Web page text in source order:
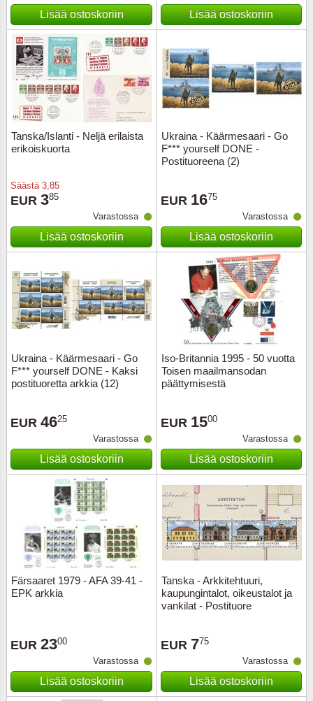
Lisää ostoskoriin Lisää ostoskoriin
Tanska/Islanti - Neljä erilaista
erikoiskuorta
Säästä 3,85
EUR 385
Varastossa
Lisää ostoskoriin
Ukraina - Käärmesaari - Go
F*** yourself DONE -
Postituoreena (2)
EUR 1675
Varastossa
Lisää ostoskoriin
Ukraina - Käärmesaari - Go
F*** yourself DONE - Kaksi
postituoretta arkkia (12)
EUR 4625
Varastossa
Lisää ostoskoriin
Iso-Britannia 1995 - 50 vuotta
Toisen maailmansodan
päättymisestä
EUR 1500
Varastossa
Lisää ostoskoriin
Färsaaret 1979 - AFA 39-41 -
EPK arkkia
EUR 2300
Varastossa
Lisää ostoskoriin
Tanska - Arkkitehtuuri,
kaupungintalot, oikeustalot ja
vankilat - Postituore
EUR 775
Varastossa
Lisää ostoskoriin